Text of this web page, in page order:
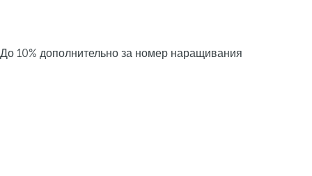
До 10% дополнительно за номер наращивания